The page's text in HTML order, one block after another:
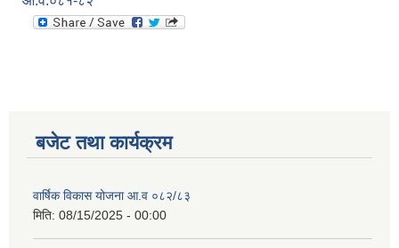
बजेट तथा कार्यक्रम
वार्षिक विकास योजना आ.व ०८२/८३
मिति: 08/15/2025 - 00:00